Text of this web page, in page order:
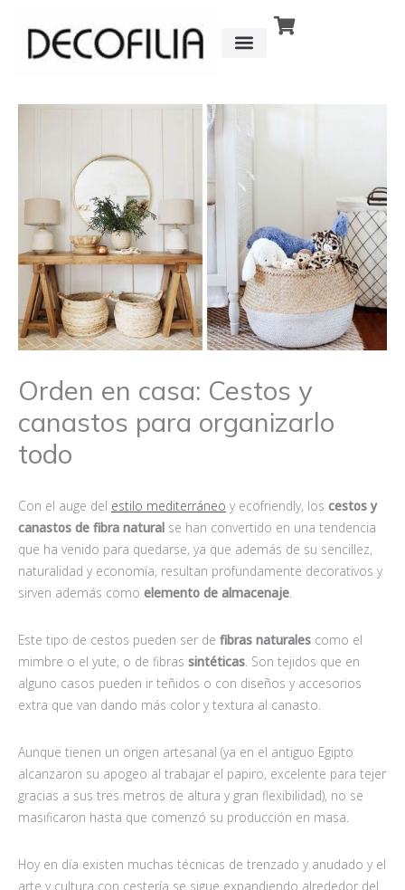
contenido
Orden en casa: Cestos y
canastos para organizarlo
todo
Con el auge del estilo mediterráneo y ecofriendly, los cestos y
canastos de fibra natural se han convertido en una tendencia
que ha venido para quedarse, ya que además de su sencillez,
naturalidad y economía, resultan profundamente decorativos y
sirven además como elemento de almacenaje
Este tipo de cestos pueden ser de fibras naturales como el
mimbre o el yute, o de fibras sintéticas . Son tejidos que en
alguno casos pueden ir teñidos o con diseños y accesorios
extra que van dando más color y textura al canasto.
Aunque tienen un origen artesanal (ya en el antiguo Egipto
alcanzaron su apogeo al trabajar el papiro, excelente para tejer
gracias a sus tres metros de altura y gran flexibilidad), no se
masificaron hasta que comenzó su producción en masa.
Hoy en día existen muchas técnicas de trenzado y anudado y el
arte y cultura con cestería se sigue expandiendo alrededor del